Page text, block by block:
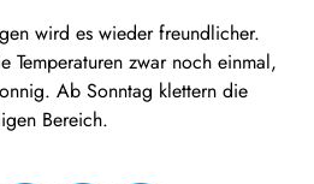
wird es wieder freundlicher.
Temperaturen zwar noch einmal,
Ab Sonntag klettern die
Bereich.